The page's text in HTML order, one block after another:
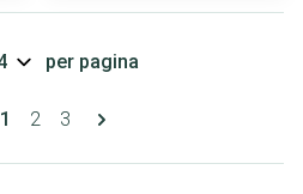
Pagina's
U lees momenteel pagina
1 Pagina
2 Pagina
3
per pagina